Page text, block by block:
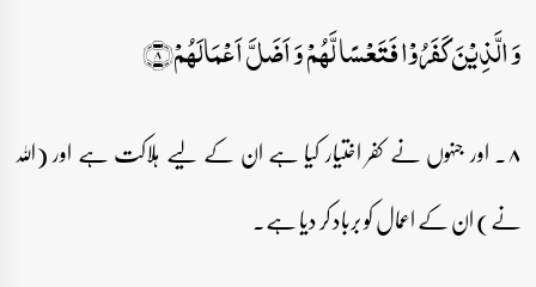
وَ الَّذِیۡنَ کَفَرُوۡا فَتَعۡسًا لَّہُمۡ وَ اَضَلَّ اَعۡمَالَہُمۡ﴿۸﴾
۸۔ اور جنہوں نے کفر اختیار کیا ہے ان کے لیے ہلاکت ہے اور (اللہ
نے) ان کے اعمال کو برباد کر دیا ہے۔